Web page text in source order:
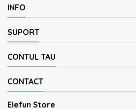
INFO
SUPORT
CONTUL TAU
CONTACT
Elefun Store